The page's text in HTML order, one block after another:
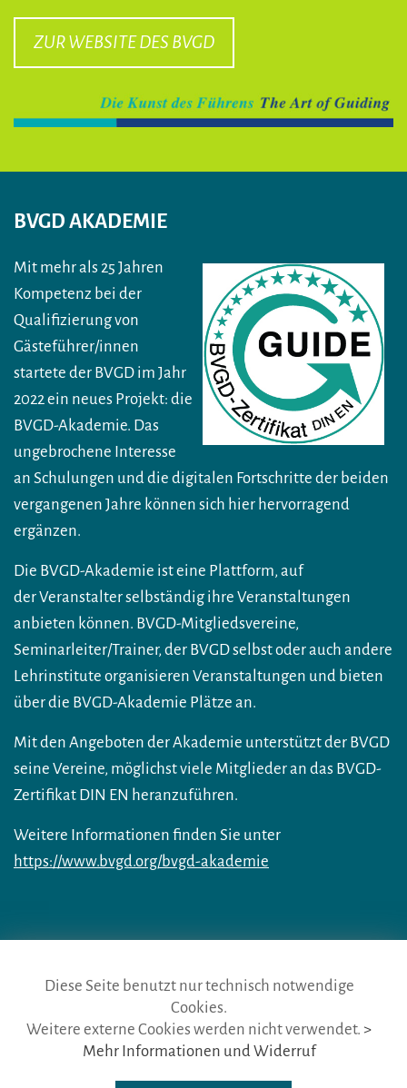
ZUR WEBSITE DES BVGD
BVGD AKADEMIE
Mit mehr als 25 Jahren
Kompetenz bei der
Qualifizierung von
Gästeführer/innen
startete der BVGD im Jahr
2022 ein neues Projekt: die
BVGD-Akademie. Das
ungebrochene Interesse
an Schulungen und die digitalen Fortschritte der beiden
vergangenen Jahre können sich hier hervorragend
ergänzen.
Die BVGD-Akademie ist eine Plattform, auf
der Veranstalter selbständig ihre Veranstaltungen
anbieten können. BVGD-Mitgliedsvereine,
Seminarleiter/Trainer, der BVGD selbst oder auch andere
Lehrinstitute organisieren Veranstaltungen und bieten
über die BVGD-Akademie Plätze an.
Mit den Angeboten der Akademie unterstützt der BVGD
seine Vereine, möglichst viele Mitglieder an das BVGD-
Zertifikat DIN EN heranzuführen.
Weitere Informationen finden Sie unter
https://www.bvgd.org/bvgd-akademie
die gästeführer · vertr. durch BVGD · Gustav-Adolf-Str. 33 · D-90439
Nürnberg
Telefon: Fon:+49 (0)911 65 64 675· Mail:info@die-gaestefuehrer.de
Diese Seite benutzt nur technisch notwendige
Cookies.
Weitere externe Cookies werden nicht verwendet. >
Mehr Informationen und Widerruf